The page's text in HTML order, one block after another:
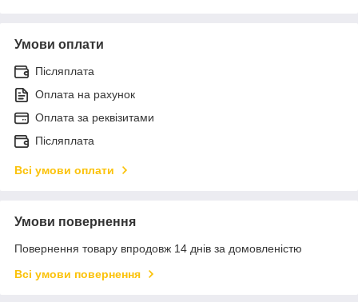
Умови оплати
Післяплата
Оплата на рахунок
Оплата за реквізитами
Післяплата
Всі умови оплати
Умови повернення
Повернення товару впродовж 14 днів за домовленістю
Всі умови повернення